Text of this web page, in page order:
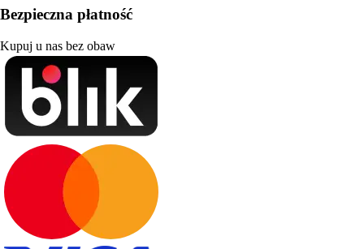
Bezpieczna płatność
Kupuj u nas bez obaw